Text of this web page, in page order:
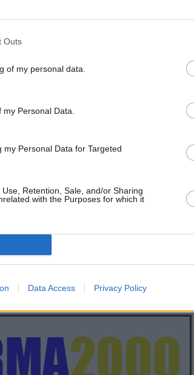
Outs
of my personal data.
Personal Data.
Personal Data for Targeted
Retention, Sale, and/or Sharing
with the Purposes for which it
Data Access Privacy Policy
strutture hanno deciso di
altre hanno offerto
scelte dal consumatore come
di chiedere e ottenere i rimborsi
diritti e ottenere il rimborso
di assistenza telefonica, attivo dal
un team di legali fornirà